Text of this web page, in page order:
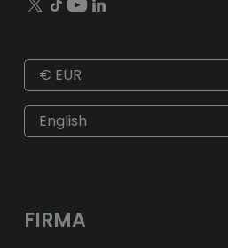
€ EUR
€ EUR
$ USD
ft HUF
fr.
English
FIRMA